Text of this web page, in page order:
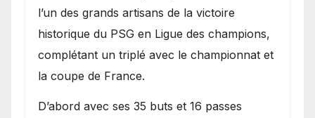
l’un des grands artisans de la victoire
historique du PSG en Ligue des champions,
complétant un triplé avec le championnat et
la coupe de France.
D’abord avec ses 35 buts et 16 passes